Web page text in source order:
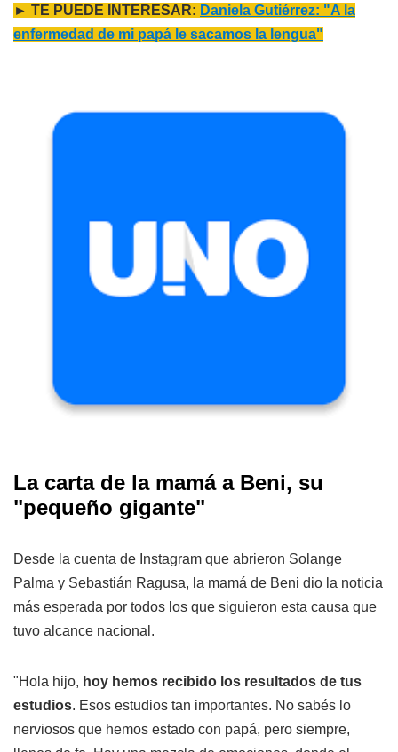
► TE PUEDE INTERESAR: Daniela Gutiérrez: "A la
enfermedad de mi papá le sacamos la lengua"
La carta de la mamá a Beni, su
"pequeño gigante"
Desde la cuenta de Instagram que abrieron Solange
Palma y Sebastián Ragusa, la mamá de Beni dio la noticia
más esperada por todos los que siguieron esta causa que
tuvo alcance nacional.
"Hola hijo, hoy hemos recibido los resultados de tus
estudios. Esos estudios tan importantes. No sabés lo
nerviosos que hemos estado con papá, pero siempre,